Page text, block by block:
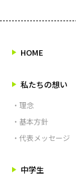
HOME
私たちの想い
・理念
・基本方針
・代表メッセージ
中学生